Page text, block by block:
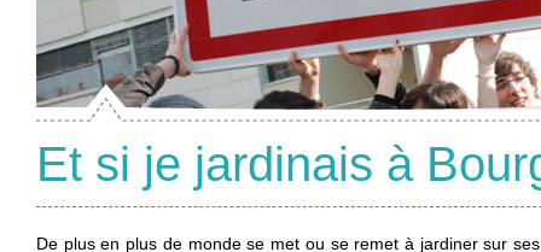
Et si je jardinais à
De plus en plus de monde se met ou se remet à jardiner sur